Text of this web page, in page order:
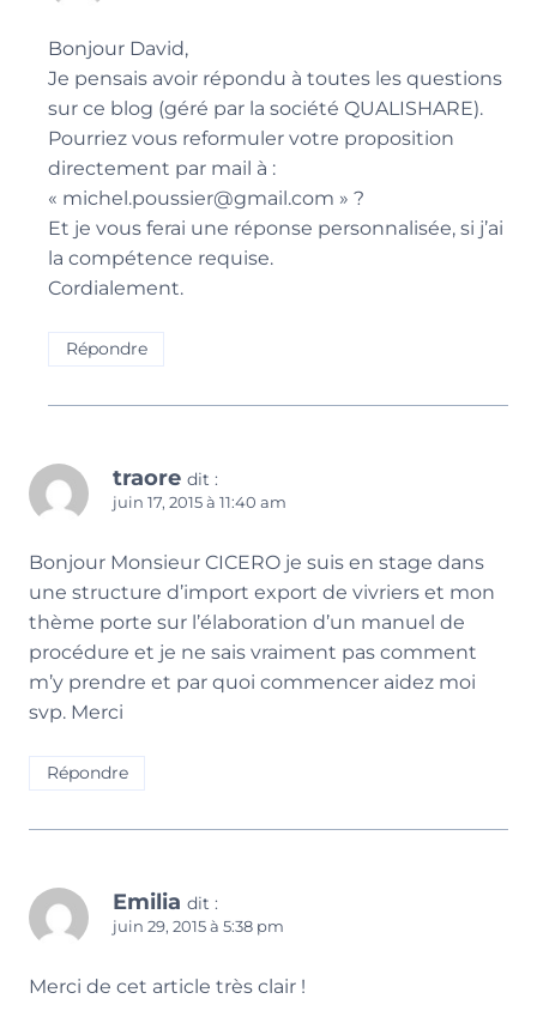
Bonjour David,
Je pensais avoir répondu à toutes les questions
sur ce blog (géré par la société QUALISHARE).
Pourriez vous reformuler votre proposition
directement par mail à :
« michel.poussier@gmail.com » ?
Et je vous ferai une réponse personnalisée, si j’ai
la compétence requise.
Cordialement.
Répondre
traore dit :
juin 17, 2015 à 11:40 am
Bonjour Monsieur CICERO je suis en stage dans
une structure d’import export de vivriers et mon
thème porte sur l’élaboration d’un manuel de
procédure et je ne sais vraiment pas comment
m’y prendre et par quoi commencer aidez moi
svp. Merci
Répondre
Emilia dit :
juin 29, 2015 à 5:38 pm
Merci de cet article très clair !